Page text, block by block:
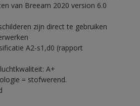
van Breeam 2020 version 6.0
zijn direct te gebruiken
A2-s1,d0 (rapport
A+
= stofwerend.